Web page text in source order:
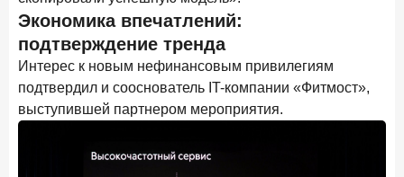
25 февраля 2026 года
Ипотека. Итоги работы крупнейших ипотечных банков
в январе 2026 года
18 февраля 2026 года ИССЛЕДОВАНИЕ
Не по цене, а по ценности: как россияне выбирали
17 февраля 2026 года
Экономика впечатлений:
подтверждение тренда
Интерес к новым нефинансовым привилегиям
подтвердил и сооснователь IT-компании «Фитмост»,
выступившей партнером мероприятия.